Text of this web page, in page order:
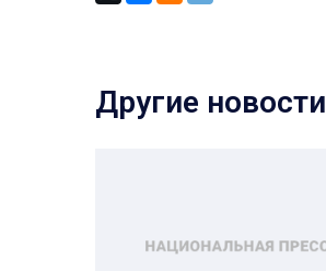
Другие новости